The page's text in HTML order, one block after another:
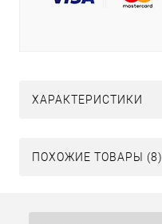
ХАРАКТЕРИСТИКИ
ПОХОЖИЕ ТОВАРЫ (8)